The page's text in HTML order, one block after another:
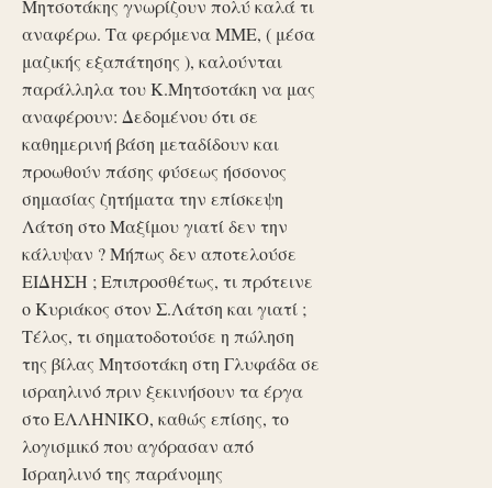
Μητσοτάκης γνωρίζουν πολύ καλά τι
αναφέρω. Τα φερόμενα ΜΜΕ, ( μέσα
μαζικής εξαπάτησης ), καλούνται
παράλληλα του Κ.Μητσοτάκη να μας
αναφέρουν: Δεδομένου ότι σε
καθημερινή βάση μεταδίδουν και
προωθούν πάσης φύσεως ήσσονος
σημασίας ζητήματα την επίσκεψη
Λάτση στο Μαξίμου γιατί δεν την
κάλυψαν ? Μήπως δεν αποτελούσε
ΕΙΔΗΣΗ ; Επιπροσθέτως, τι πρότεινε
ο Κυριάκος στον Σ.Λάτση και γιατί ;
Τέλος, τι σηματοδοτούσε η πώληση
της βίλας Μητσοτάκη στη Γλυφάδα σε
ισραηλινό πριν ξεκινήσουν τα έργα
στο ΕΛΛΗΝΙΚΟ, καθώς επίσης, το
λογισμικό που αγόρασαν από
Ισραηλινό της παράνομης